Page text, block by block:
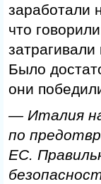
заработали
что
Было
они
— Италия
по
ЕС.